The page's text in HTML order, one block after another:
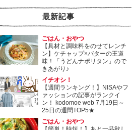
最新記事
ごはん・おやつ
【具材と調味料をのせてレンチ
ン】ケチャップ×バターの王道
味！「うどんナポリタン」ので
きあがり♪
イチオシ！
【週間ランキング！】NISAやフ
ァッションの記事がランクイ
ン！ kodomoe web 7月19日～
25日の週間TOP5★
ごはん・おやつ